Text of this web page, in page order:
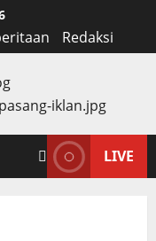
Redaksi
LIVE